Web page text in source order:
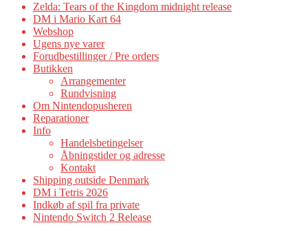
Zelda: Tears of the Kingdom midnight release
DM i Mario Kart 64
Webshop
Ugens nye varer
Forudbestillinger / Pre orders
Butikken
Arrangementer
Rundvisning
Om Nintendopusheren
Reparationer
Info
Handelsbetingelser
Åbningstider og adresse
Kontakt
Shipping outside Denmark
DM i Tetris 2026
Indkøb af spil fra private
Nintendo Switch 2 Release